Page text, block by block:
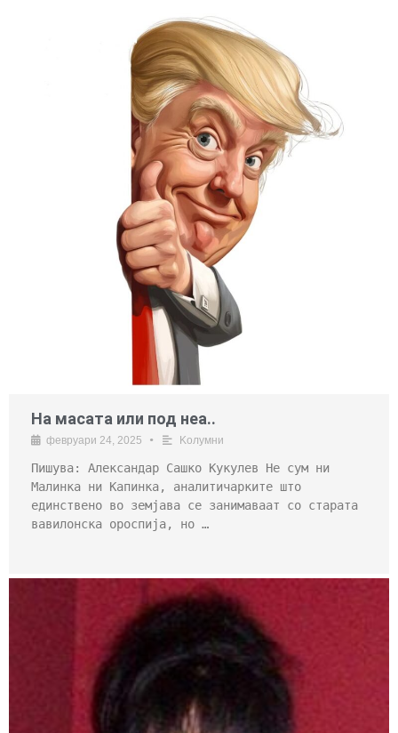
На масата или под неа..
февруари 24, 2025 • Kолумни
Пишува: Александар Сашко Кукулев Не сум ни
Малинка ни Капинка, аналитичарките што
единствено во земјава се занимаваат со старата
вавилонска ороспија, но …